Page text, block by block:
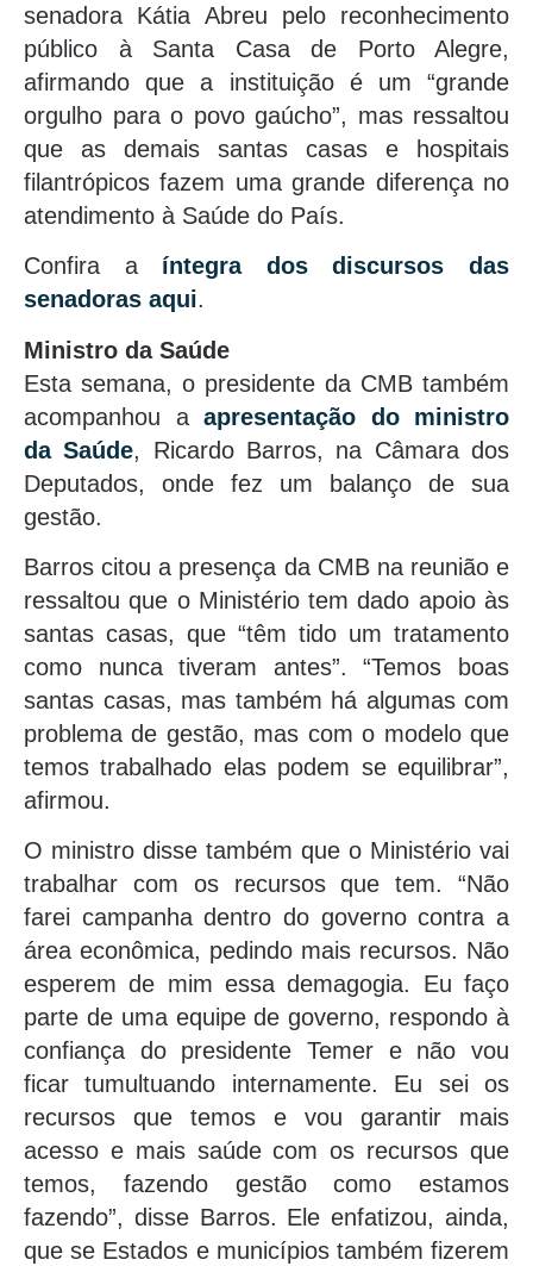
senadora Kátia Abreu pelo reconhecimento
público à Santa Casa de Porto Alegre,
afirmando que a instituição é um “grande
orgulho para o povo gaúcho”, mas ressaltou
que as demais santas casas e hospitais
filantrópicos fazem uma grande diferença no
atendimento à Saúde do País.
Confira aíntegra dos discursos das
senadoras aqui.
Ministro da Saúde
Esta semana, o presidente da CMB também
acompanhou a apresentação do ministro
da Saúde, Ricardo Barros, na Câmara dos
Deputados, onde fez um balanço de sua
gestão.
Barros citou a presença da CMB na reunião e
ressaltou que o Ministério tem dado apoio às
santas casas, que “têm tido um tratamento
como nunca tiveram antes”. “Temos boas
santas casas, mas também há algumas com
problema de gestão, mas com o modelo que
temos trabalhado elas podem se equilibrar”,
afirmou.
O ministro disse também que o Ministério vai
trabalhar com os recursos que tem. “Não
farei campanha dentro do governo contra a
área econômica, pedindo mais recursos. Não
esperem de mim essa demagogia. Eu faço
parte de uma equipe de governo, respondo à
confiança do presidente Temer e não vou
ficar tumultuando internamente. Eu sei os
recursos que temos e vou garantir mais
acesso e mais saúde com os recursos que
temos, fazendo gestão como estamos
fazendo”, disse Barros. Ele enfatizou, ainda,
que se Estados e municípios também fizerem